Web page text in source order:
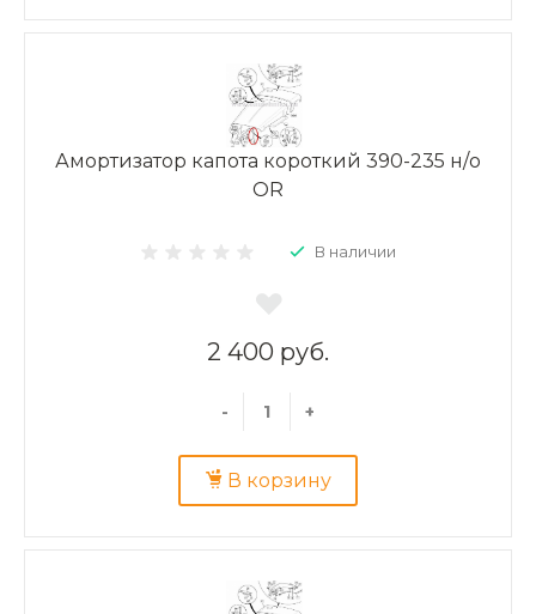
Амортизатор капота короткий 390-235 н/о
OR
В наличии
2 400 руб.
- +
В корзину